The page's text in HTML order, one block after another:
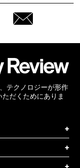
テクノロジーが形作
だくためにありま
+
+